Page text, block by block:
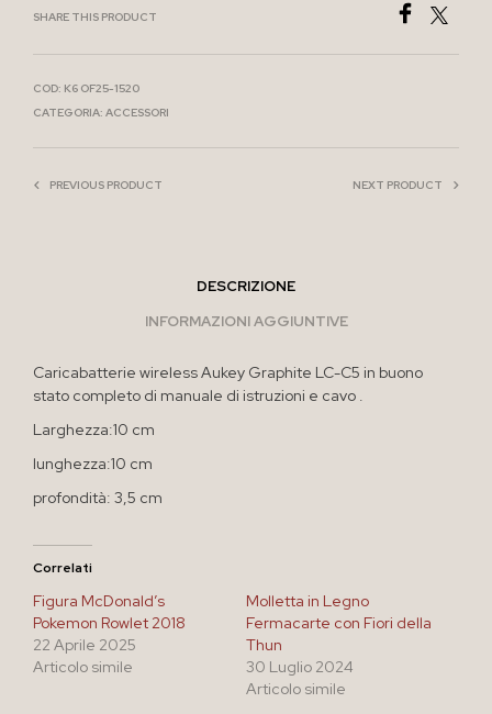
SHARE THIS PRODUCT
COD: K6 OF25-1520
CATEGORIA: ACCESSORI
PREVIOUS PRODUCT NEXT PRODUCT
DESCRIZIONE
INFORMAZIONI AGGIUNTIVE
Caricabatterie wireless Aukey Graphite LC-C5 in buono
stato completo di manuale di istruzioni e cavo .
Larghezza:10 cm
lunghezza:10 cm
profondità: 3,5 cm
Correlati
Figura McDonald’s
Pokemon Rowlet 2018
22 Aprile 2025
Articolo simile
Molletta in Legno
Fermacarte con Fiori della
Thun
30 Luglio 2024
Articolo simile